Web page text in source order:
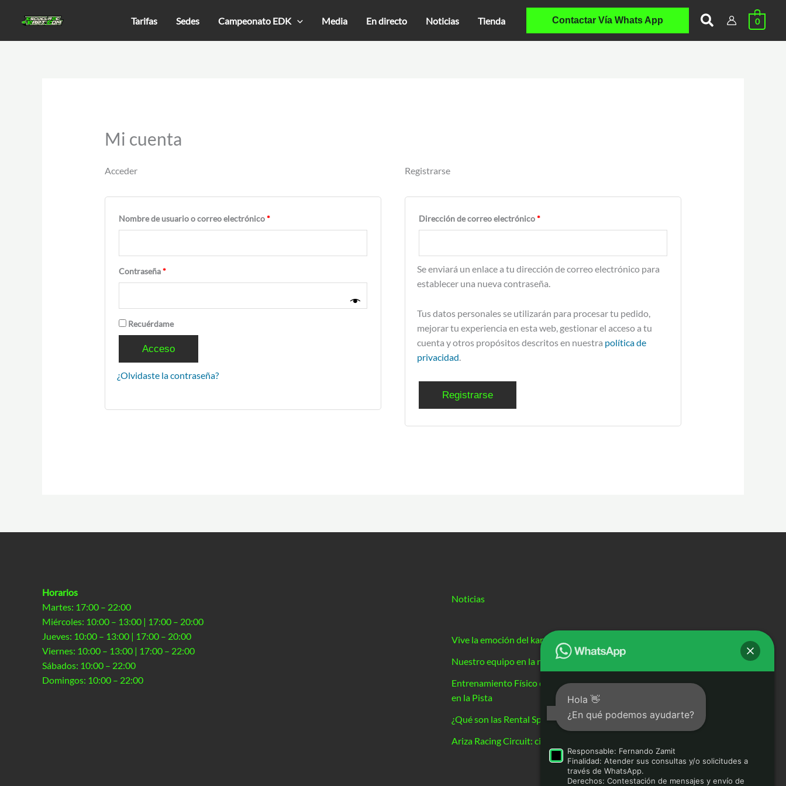
Tarifas Sedes Campeonato EDK Media En directo Noticias Tienda Contactar Vía Whats App Buscar 0
Mi cuenta
Acceder
Nombre de usuario o correo electrónico*
Contraseña*
Recuérdame
Acceso
¿Olvidaste la contraseña?
Registrarse
Dirección de correo electrónico*
Obligatorio
Se enviará un enlace a tu dirección de correo electrónico para
establecer una nueva contraseña.
Tus datos personales se utilizarán para procesar tu pedido,
mejorar tu experiencia en esta web, gestionar el acceso a tu
cuenta y otros propósitos descritos en nuestra política de
privacidad.
Registrarse
Horarios
Martes: 17:00 – 22:00
Miércoles: 10:00 – 13:00 | 17:00 – 20:00
Jueves: 10:00 – 13:00 | 17:00 – 20:00
Viernes: 10:00 – 13:00 | 17:00 – 22:00
Sábados: 10:00 – 22:00
Domingos: 10:00 – 22:00
Noticias
Vive la emoción del karting de competición con nuestro evento exclusivo
Nuestro equipo en la resistencia de 26 horas de Los Santos de La Humosa
Entrenamiento Físico de un Piloto de Karting: Clave para el Rendimiento
en la Pista
¿Qué son las Rental Sprint Series de Karting?
Ariza Racing Circuit: circuito de karting principal de nuestra agrupación
Hola 👋
¿En qué podemos ayudarte?
Responsable: Fernando Zamit
Finalidad: Atender sus consultas y/o solicitudes a
través de WhatsApp.
Derechos: Contestación de mensajes y envío de